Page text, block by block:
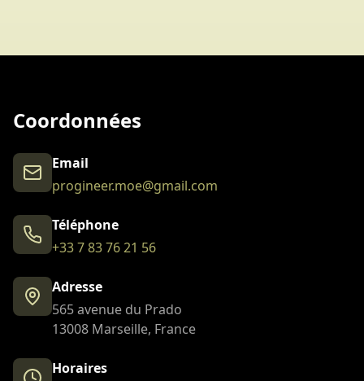
Coordonnées
Email
progineer.moe@gmail.com
Téléphone
+33 7 83 76 21 56
Adresse
565 avenue du Prado
13008 Marseille, France
Horaires